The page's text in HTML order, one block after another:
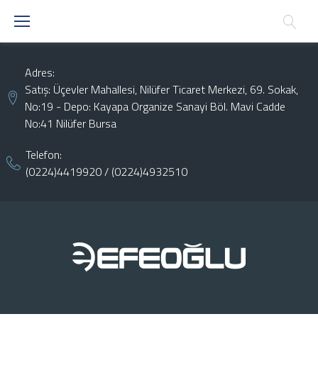
Skip
Adres:
Satış: Üçevler Mahallesi, Nilüfer Ticaret Merkezi, 69. Sokak,
No:19 - Depo: Kayapa Organize Sanayi Böl. Mavi Cadde
No:41 Nilüfer Bursa
Telefon:
(0224)4419920/ (0224)4932510